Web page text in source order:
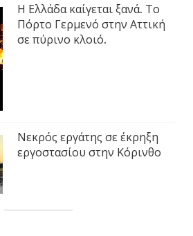
Η Ελλάδα καίγεται ξανά. Το
Πόρτο Γερμενό στην Αττική
σε πύρινο κλοιό.
Νεκρός εργάτης σε έκρηξη
εργοστασίου στην Κόρινθο